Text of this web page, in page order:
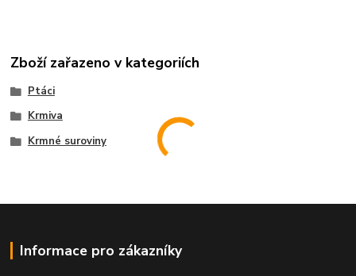
Zboží zařazeno v kategoriích
Ptáci
Krmiva
Krmné suroviny
Informace pro zákazníky